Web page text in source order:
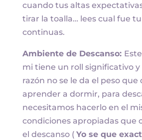
cuando tus altas
tirar la toalla… lees cual fue
continuas.
Ambiente de Descanso:
mi tiene un roll significativo
razón no se le da el peso que
aprender a dormir, para
necesitamos hacerlo en el
condiciones apropiadas que
el descanso ( Yo se que